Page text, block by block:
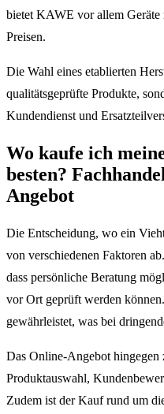
bietet KAWE vor allem
Preisen.
Die Wahl eines etablierten
qualitätsgeprüfte Produkte,
Kundendienst und
Wo kaufe ich
besten?
Angebot
Die Entscheidung, wo ein
von verschiedenen Faktoren
dass persönliche Beratung
vor Ort geprüft werden
gewährleistet, was bei
Das Online-Angebot hingegen
Produktauswahl,
Zudem ist der Kauf rund um